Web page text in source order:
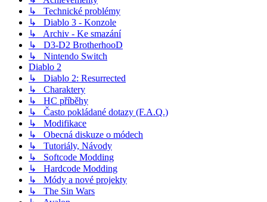
↳ Technické problémy
↳ Diablo 3 - Konzole
↳ Archiv - Ke smazání
↳ D3-D2 BrotherhooD
↳ Nintendo Switch
Diablo 2
↳ Diablo 2: Resurrected
↳ Charaktery
↳ HC příběhy
↳ Často pokládané dotazy (F.A.Q.)
↳ Modifikace
↳ Obecná diskuze o módech
↳ Tutoriály, Návody
↳ Softcode Modding
↳ Hardcode Modding
↳ Módy a nové projekty
↳ The Sin Wars